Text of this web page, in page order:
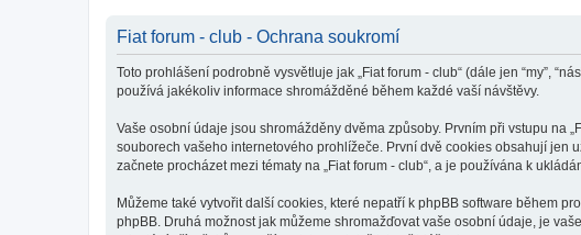
Fiat forum - club - Ochrana soukromí
Toto prohlášení podrobně vysvětluje jak „Fiat forum - club“ (dále jen “my”,
používá jakékoliv informace shromážděné během každé vaší návštěvy.
Vaše osobní údaje jsou shromážděny dvěma způsoby. Prvním při vstupu na
souborech vašeho internetového prohlížeče. První dvě cookies obsahují jen
začnete procházet mezi tématy na „Fiat forum - club“, a je používána k
Můžeme také vytvořit další cookies, které nepatří k phpBB software během
phpBB. Druhá možnost jak můžeme shromažďovat vaše osobní údaje, je